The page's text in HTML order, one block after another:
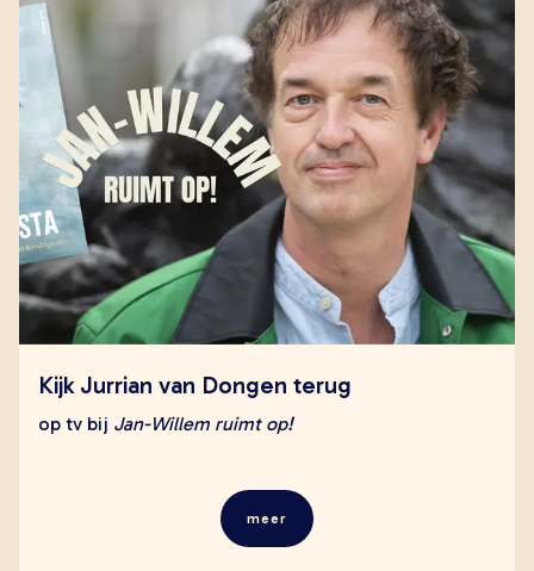
Kijk Jurrian van Dongen terug
op tv bij Jan-Willem ruimt op!
meer